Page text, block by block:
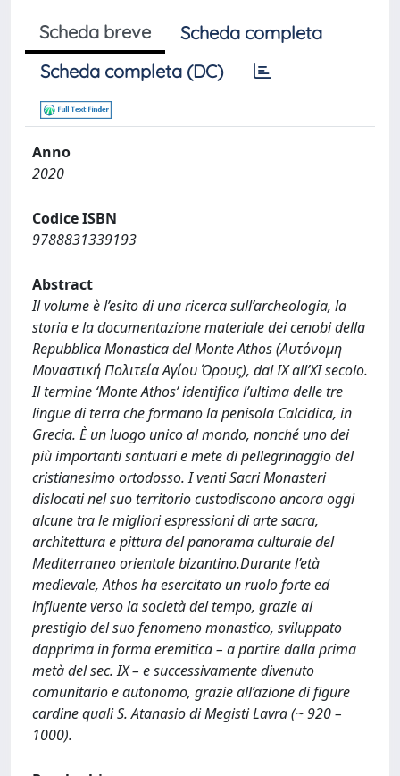
Scheda breve
Scheda completa
Scheda completa (DC)
Anno
2020
Codice ISBN
9788831339193
Abstract
Il volume è l’esito di una ricerca sull’archeologia, la
storia e la documentazione materiale dei cenobi della
Repubblica Monastica del Monte Athos (Αυτόνομη
Μοναστική Πολιτεία Αγίου Όρους), dal IX all’XI secolo.
Il termine ‘Monte Athos’ identifica l’ultima delle tre
lingue di terra che formano la penisola Calcidica, in
Grecia. È un luogo unico al mondo, nonché uno dei
più importanti santuari e mete di pellegrinaggio del
cristianesimo ortodosso. I venti Sacri Monasteri
dislocati nel suo territorio custodiscono ancora oggi
alcune tra le migliori espressioni di arte sacra,
architettura e pittura del panorama culturale del
Mediterraneo orientale bizantino.Durante l’età
medievale, Athos ha esercitato un ruolo forte ed
influente verso la società del tempo, grazie al
prestigio del suo fenomeno monastico, sviluppato
dapprima in forma eremitica – a partire dalla prima
metà del sec. IX – e successivamente divenuto
comunitario e autonomo, grazie all’azione di figure
cardine quali S. Atanasio di Megisti Lavra (~ 920 –
1000).